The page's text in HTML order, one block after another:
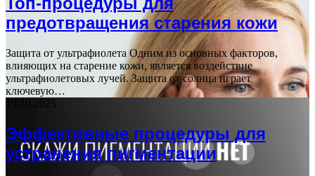
предотвращения старения кожи
Защита от ультрафиолета Одним из основных факторов,
влияющих на старение кожи, является воздействие
ультрафиолетовых лучей. Защита от солнца играет
ключевую…
19.10.2025
Эффективные процедуры для
устранения пигментации